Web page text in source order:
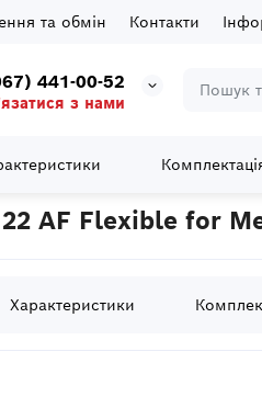
та обмін Контакти
441-00-52
з нами
шабельних пил 5 шабельних
AF Flexible for
Характеристики